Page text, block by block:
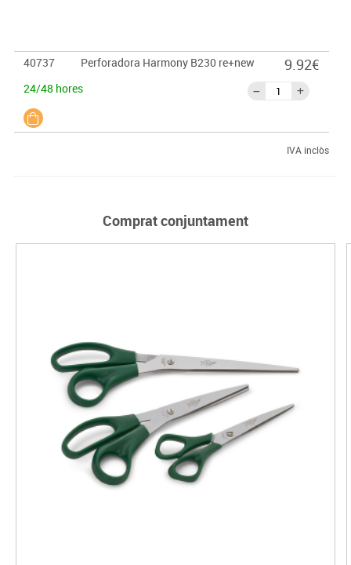
40737
Perforadora Harmony B230 re+new
24/48 hores
9.92€
IVA inclòs
Comprat conjuntament